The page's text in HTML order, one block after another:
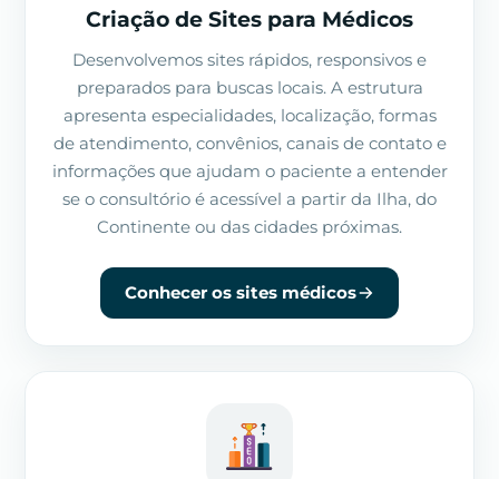
Criação de Sites para Médicos
Desenvolvemos sites rápidos, responsivos e
preparados para buscas locais. A estrutura
apresenta especialidades, localização, formas
de atendimento, convênios, canais de contato e
informações que ajudam o paciente a entender
se o consultório é acessível a partir da Ilha, do
Continente ou das cidades próximas.
Conhecer os sites médicos